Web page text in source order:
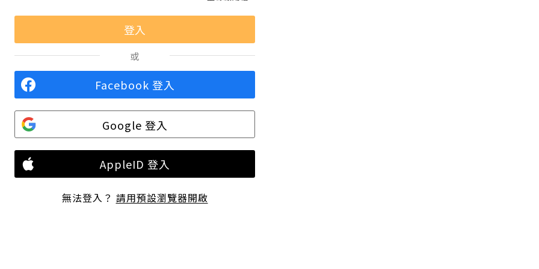
或
Facebook 登入
Google 登入
AppleID 登入
無法登入？ 請用預設瀏覽器開啟